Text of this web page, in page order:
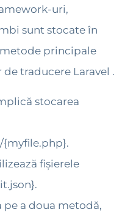
uri,
sunt stocate în
metode principale
traducere Laravel .
stocarea
{myfile.php}.
fișierele
pe a doua metodă,